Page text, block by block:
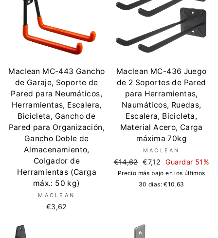
Maclean MC-443 Gancho
de Garaje, Soporte de
Pared para Neumáticos,
Herramientas, Escalera,
Bicicleta, Gancho de
Pared para Organización,
Gancho Doble de
Almacenamiento,
Colgador de
Herramientas (Carga
máx.: 50 kg)
MACLEAN
€3,62
Maclean MC-436 Juego
de 2 Soportes de Pared
para Herramientas,
Naumáticos, Ruedas,
Escalera, Bicicleta,
Material Acero, Carga
máxima 70kg
MACLEAN
Precio
regular
€14,62 Precio
de
oferta
€7,12 Guardar 51%
Precio más bajo en los últimos
30 días:€10,63